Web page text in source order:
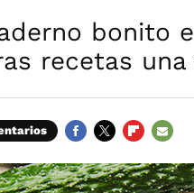
bonito
recetas
MAIL